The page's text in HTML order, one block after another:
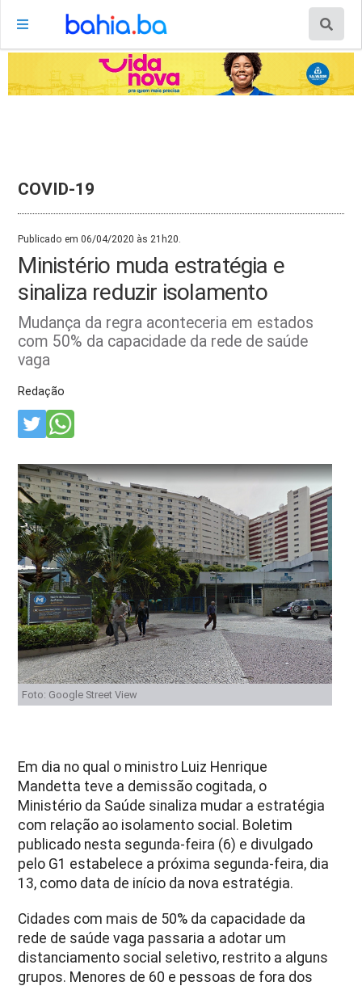
COVID-19
Publicado em 06/04/2020 às 21h20.
Ministério muda estratégia e
sinaliza reduzir isolamento
Mudança da regra aconteceria em estados
com 50% da capacidade da rede de saúde
vaga
Redação
Foto: Google Street View
Em dia no qual o ministro Luiz Henrique
Mandetta teve a demissão cogitada, o
Ministério da Saúde sinaliza mudar a estratégia
com relação ao isolamento social. Boletim
publicado nesta segunda-feira (6) e divulgado
pelo G1 estabelece a próxima segunda-feira, dia
13, como data de início da nova estratégia.
Cidades com mais de 50% da capacidade da
rede de saúde vaga passaria a adotar um
distanciamento social seletivo, restrito a alguns
grupos. Menores de 60 e pessoas de fora dos